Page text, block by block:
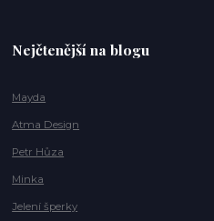
Nejčtenější na blogu
Mayda
Atma Design
Petr Hůza
Minka
Jelení šperky